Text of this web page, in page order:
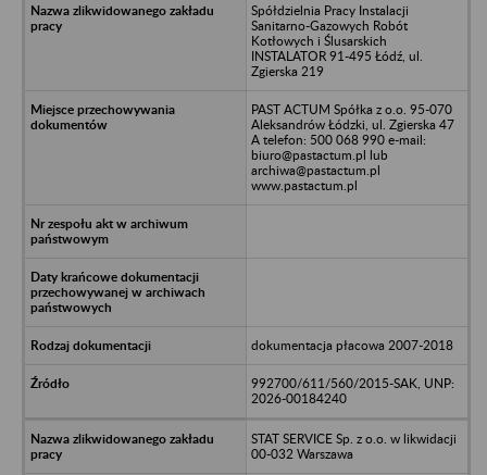
Spółdzielnia Pracy Instalacji
Sanitarno-Gazowych Robót
Kotłowych i Ślusarskich
INSTALATOR 91-495 Łódź, ul.
Zgierska 219
PAST ACTUM Spółka z o.o. 95-070
Aleksandrów Łódzki, ul. Zgierska 47
A telefon: 500 068 990 e-mail:
biuro@pastactum.pl lub
archiwa@pastactum.pl
www.pastactum.pl
dokumentacja płacowa 2007-2018
992700/611/560/2015-SAK, UNP:
2026-00184240
STAT SERVICE Sp. z o.o. w likwidacji
00-032 Warszawa